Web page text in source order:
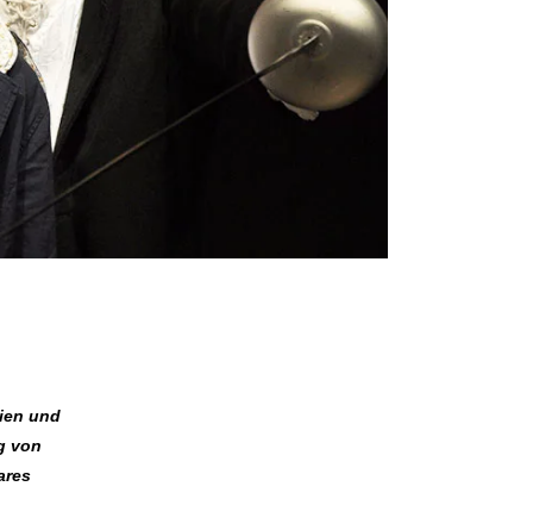
und
von